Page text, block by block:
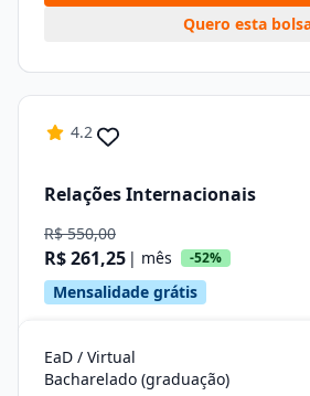
Quero esta
4.2
Relações Internacionais
R$ 550,00
R$ 261,25 | mês -52%
Mensalidade grátis
EaD / Virtual
Bacharelado (graduação)